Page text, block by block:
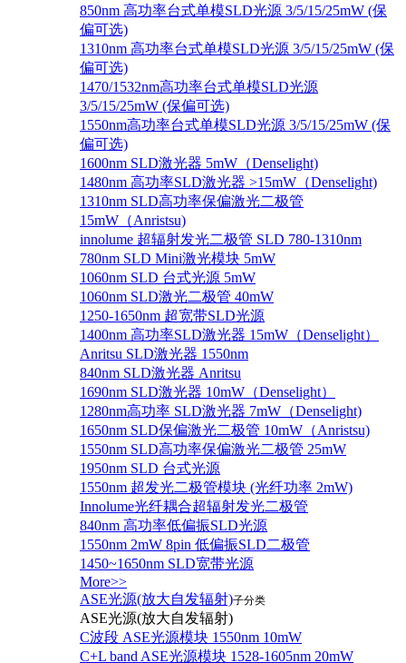
850nm 高功率台式单模SLD光源 3/5/15/25mW (保
偏可选)
1310nm 高功率台式单模SLD光源 3/5/15/25mW (保
偏可选)
1470/1532nm高功率台式单模SLD光源
3/5/15/25mW (保偏可选)
1550nm高功率台式单模SLD光源 3/5/15/25mW (保
偏可选)
1600nm SLD激光器 5mW（Denselight)
1480nm 高功率SLD激光器 >15mW（Denselight)
1310nm SLD高功率保偏激光二极管
15mW（Anristsu)
innolume 超辐射发光二极管 SLD 780-1310nm
780nm SLD Mini激光模块 5mW
1060nm SLD 台式光源 5mW
1060nm SLD激光二极管 40mW
1250-1650nm 超宽带SLD光源
1400nm 高功率SLD激光器 15mW（Denselight）
Anritsu SLD激光器 1550nm
840nm SLD激光器 Anritsu
1690nm SLD激光器 10mW（Denselight）
1280nm高功率 SLD激光器 7mW（Denselight)
1650nm SLD保偏激光二极管 10mW（Anristsu)
1550nm SLD高功率保偏激光二极管 25mW
1950nm SLD 台式光源
1550nm 超发光二极管模块 (光纤功率 2mW)
Innolume光纤耦合超辐射发光二极管
840nm 高功率低偏振SLD光源
1550nm 2mW 8pin 低偏振SLD二极管
1450~1650nm SLD宽带光源
More>>
ASE光源(放大自发辐射)子分类
ASE光源(放大自发辐射)
C波段 ASE光源模块 1550nm 10mW
C+L band ASE光源模块 1528-1605nm 20mW